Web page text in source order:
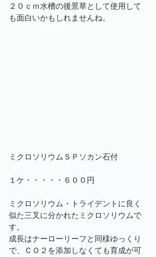
２０ｃｍ水槽の後景草として使用して
も面白いかもしれませんね。
ミクロソリウムＳＰソカン石付
１ケ・・・・・６００円
ミクロソリウム・トライデントに良く
似た三叉に分かれたミクロソリウムで
す。
成長はナーローリーフと同様ゆっくり
で、ＣＯ２を添加しなくても育成が可